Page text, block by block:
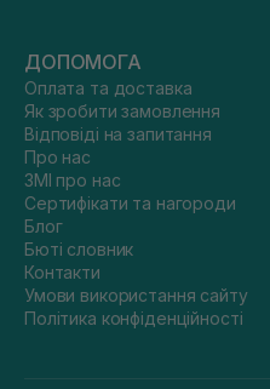
ДОПОМОГА
Оплата та доставка
Як зробити замовлення
Відповіді на запитання
Про нас
ЗМІ про нас
Сертифікати та нагороди
Блог
Бюті словник
Контакти
Умови використання сайту
Політика конфіденційності